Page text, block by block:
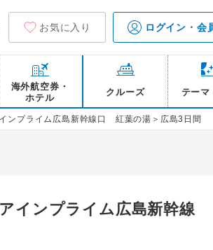
お気に入り ログイン・会
海外航空券・
ホテル
クルーズ テーマ
ンプライム広島新幹線口 紅葉の湯＞広島3日間
インプライム広島新幹線